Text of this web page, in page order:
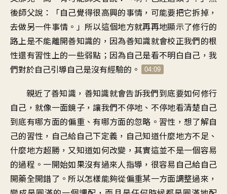
後師父說：「自己覺得很高興的事情，可能要把它拆掉，
去做另一件事情。」所以這個地方就再再地顯示了修行的
路上是不能離開善知識的，因為善知識就會校正我們的根
性還有習性上的一些弱點；因為自己是看不明白自己，我
們對於自己引導自己是沒有經驗的。
04:09
親近了善知識，善知識就會告訴我們到底要如何修行
自己，就像一面鏡子，讓我們不停地、不停地看清楚自己
到底有哪方面的偏重、有哪方面的忽略。習性，想了解自
己的習性，自己給自己下定義，自己知道什麼地方不足、
什麼地方超勝，又知道如何改變，其實這並不是一個容易
的過程。一開始如果沒有過來人指導，很容易自己給自己
開藥全開錯了。所以怎樣能夠從偏重某一方面調整過來，